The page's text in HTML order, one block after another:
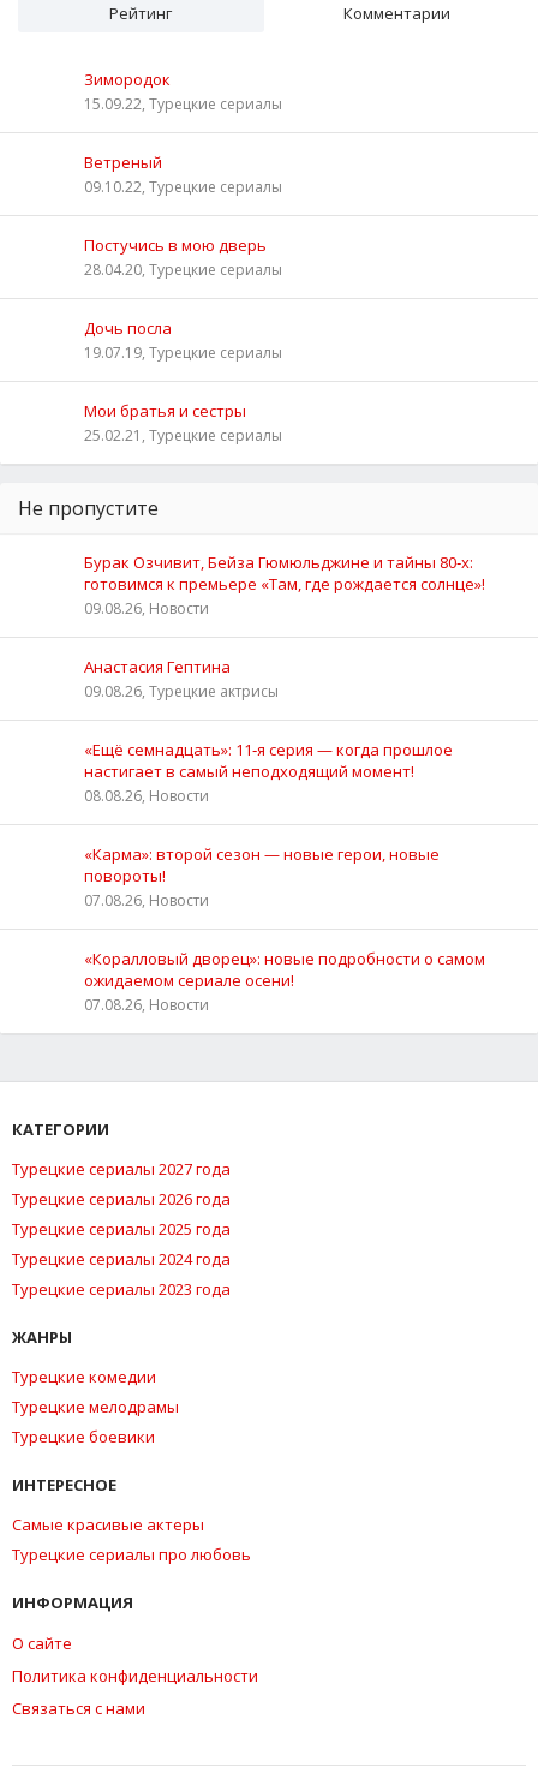
Рейтинг Комментарии
Зимородок
15.09.22, Турецкие сериалы
Ветреный
09.10.22, Турецкие сериалы
Постучись в мою дверь
28.04.20, Турецкие сериалы
Дочь посла
19.07.19, Турецкие сериалы
Мои братья и сестры
25.02.21, Турецкие сериалы
Не пропустите
Бурак Озчивит, Бейза Гюмюльджине и тайны 80‑х:
готовимся к премьере «Там, где рождается солнце»!
09.08.26, Новости
Анастасия Гептина
09.08.26, Турецкие актрисы
«Ещё семнадцать»: 11‑я серия — когда прошлое
настигает в самый неподходящий момент!
08.08.26, Новости
«Карма»: второй сезон — новые герои, новые
повороты!
07.08.26, Новости
«Коралловый дворец»: новые подробности о самом
ожидаемом сериале осени!
07.08.26, Новости
КАТЕГОРИИ
Турецкие сериалы 2027 года
Турецкие сериалы 2026 года
Турецкие сериалы 2025 года
Турецкие сериалы 2024 года
Турецкие сериалы 2023 года
ЖАНРЫ
Турецкие комедии
Турецкие мелодрамы
Турецкие боевики
ИНТЕРЕСНОЕ
Самые красивые актеры
Турецкие сериалы про любовь
ИНФОРМАЦИЯ
О сайте
Политика конфиденциальности
Связаться с нами